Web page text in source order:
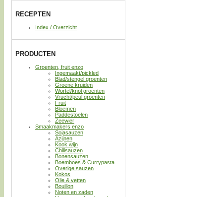
RECEPTEN
Index / Overzicht
PRODUCTEN
Groenten, fruit enzo
Ingemaakt/pickled
Blad/stengel groenten
Groene kruiden
Wortel/knol groenten
Vrucht/peul groenten
Fruit
Bloemen
Paddestoelen
Zeewier
Smaakmakers enzo
Sojasauzen
Azijnen
Kook wijn
Chilisauzen
Bonensauzen
Boemboes & Currypasta
Overige sauzen
Kokos
Olie & vetten
Bouillon
Noten en zaden